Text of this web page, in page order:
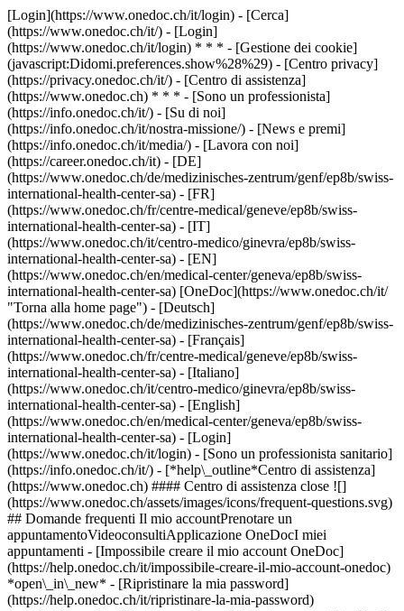
[Login](https://www.onedoc.ch/it/login) - [Cerca]
(https://www.onedoc.ch/it/) - [Login]
(https://www.onedoc.ch/it/login) * * * - [Gestione dei cookie]
(javascript:Didomi.preferences.show%28%29) - [Centro privacy]
(https://privacy.onedoc.ch/it/) - [Centro di assistenza]
(https://www.onedoc.ch) * * * - [Sono un professionista]
(https://info.onedoc.ch/it/) - [Su di noi]
(https://info.onedoc.ch/it/nostra-missione/) - [News e premi]
(https://info.onedoc.ch/it/media/) - [Lavora con noi]
(https://career.onedoc.ch/it) - [DE]
(https://www.onedoc.ch/de/medizinisches-zentrum/genf/ep8b/swiss-
international-health-center-sa) - [FR]
(https://www.onedoc.ch/fr/centre-medical/geneve/ep8b/swiss-
international-health-center-sa) - [IT]
(https://www.onedoc.ch/it/centro-medico/ginevra/ep8b/swiss-
international-health-center-sa) - [EN]
(https://www.onedoc.ch/en/medical-center/geneva/ep8b/swiss-
international-health-center-sa) [OneDoc](https://www.onedoc.ch/it/
"Torna alla home page") - [Deutsch]
(https://www.onedoc.ch/de/medizinisches-zentrum/genf/ep8b/swiss-
international-health-center-sa) - [Français]
(https://www.onedoc.ch/fr/centre-medical/geneve/ep8b/swiss-
international-health-center-sa) - [Italiano]
(https://www.onedoc.ch/it/centro-medico/ginevra/ep8b/swiss-
international-health-center-sa) - [English]
(https://www.onedoc.ch/en/medical-center/geneva/ep8b/swiss-
international-health-center-sa) - [Login]
(https://www.onedoc.ch/it/login) - [Sono un professionista sanitario]
(https://info.onedoc.ch/it/) - [*help\_outline*Centro di assistenza]
(https://www.onedoc.ch) #### Centro di assistenza close ![]
(https://www.onedoc.ch/assets/images/icons/frequent-questions.svg)
## Domande frequenti Il mio accountPrenotare un
appuntamentoVideoconsultiApplicazione OneDocI miei
appuntamenti - [Impossibile creare il mio account OneDoc]
(https://help.onedoc.ch/it/impossibile-creare-il-mio-account-onedoc)
*open\_in\_new* - [Ripristinare la mia password]
(https://help.onedoc.ch/it/ripristinare-la-mia-password)